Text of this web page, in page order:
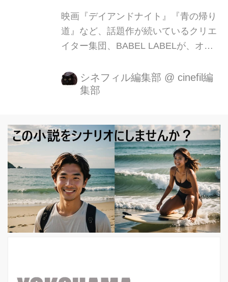
映画『デイアンドナイト』『青の帰り
道』など、話題作が続いているクリエ
イター集団、BABEL LABELが、オリ
げました。その名も＜BABEL FILM
＞。 その第１作目となるのが、２月16
ブ、HAVIT ART STUDIO、３組の監督
陣が未来を自由に想像し、ラプス（＝
時の経過）に生きる人間の内面を描い
ています。 BABEL LABELが描く 3篇
の未来の物語『LAPSE（ラプス）』
シネフィルでは、全３回にわたって監
督、キャストによる対談を敢行。記念
シネフィル編集部 @ cinefil編
集部